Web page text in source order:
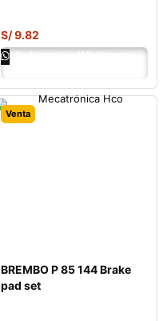
S/9.82
Ordenar por Whatsapp
Venta
BREMBO P 85 144 Brake
pad set